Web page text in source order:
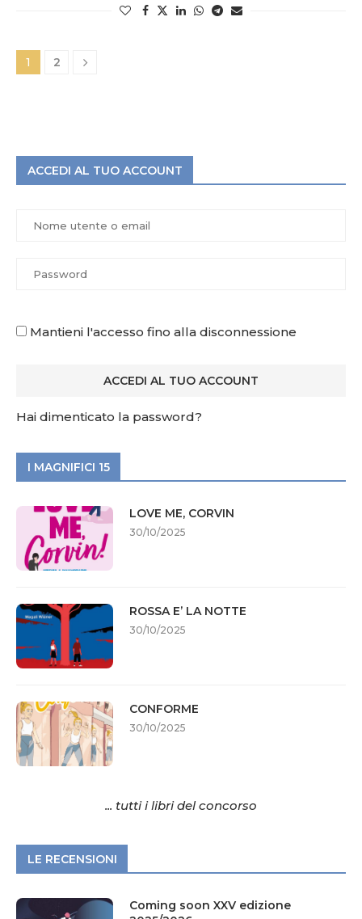
1 2
ACCEDI AL TUO ACCOUNT
Mantieni l'accesso fino alla disconnessione
Hai dimenticato la password?
I MAGNIFICI 15
LOVE ME, CORVIN
30/10/2025
ROSSA E’ LA NOTTE
30/10/2025
CONFORME
30/10/2025
... tutti i libri del concorso
LE RECENSIONI
Coming soon XXV edizione